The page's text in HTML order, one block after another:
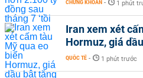
CHỨNG KHOÁN - 1 phút
Iran xem xét
Hormuz, giá
QUỐC TẾ - 1 phút trước